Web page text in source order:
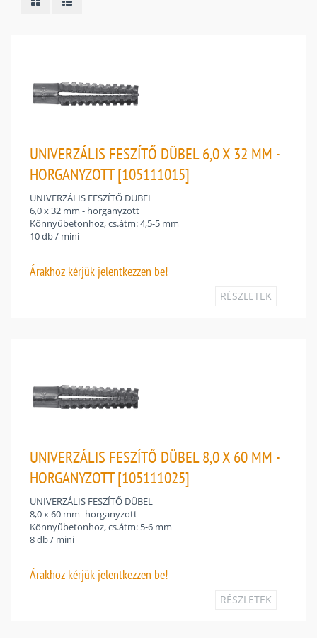
UNIVERZÁLIS FESZÍTŐ DÜBEL 6,0 X 32 MM -
HORGANYZOTT [105111015]
UNIVERZÁLIS FESZÍTŐ DÜBEL
6,0 x 32 mm - horganyzott
Könnyűbetonhoz, cs.átm: 4,5-5 mm
10 db / mini
Árakhoz kérjük jelentkezzen be!
RÉSZLETEK
UNIVERZÁLIS FESZÍTŐ DÜBEL 8,0 X 60 MM -
HORGANYZOTT [105111025]
UNIVERZÁLIS FESZÍTŐ DÜBEL
8,0 x 60 mm -horganyzott
Könnyűbetonhoz, cs.átm: 5-6 mm
8 db / mini
Árakhoz kérjük jelentkezzen be!
RÉSZLETEK